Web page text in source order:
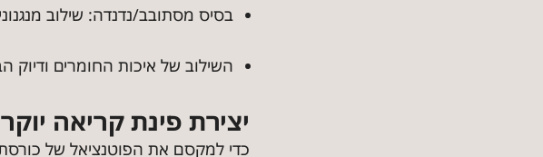
בסיס מסתובב/נדנדה: שילוב
השילוב של איכות החומרים ודיוק
יצירת פינת קריאה
כדי למקסם את הפוטנציאל של